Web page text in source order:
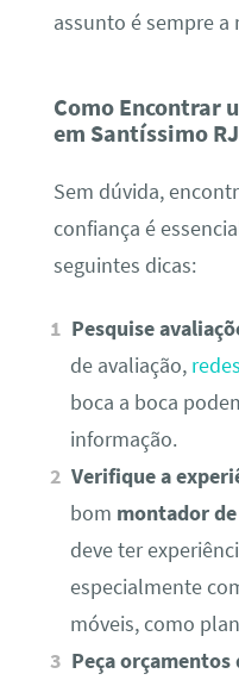
assunto é sempre a
Como Encontrar
em Santíssimo
Sem dúvida,
confiança é
seguintes dicas:
Pesquise
de avaliação,
boca a boca
informação.
Verifique a
bom montador
deve ter
especialmente
móveis, como
Peça